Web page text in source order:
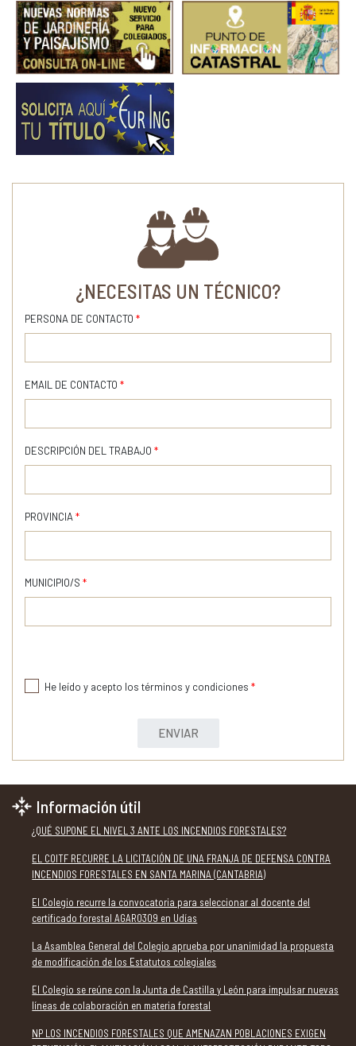
¿NECESITAS UN TÉCNICO?
PERSONA DE CONTACTO *
EMAIL DE CONTACTO *
DESCRIPCIÓN DEL TRABAJO *
PROVINCIA *
MUNICIPIO/S *
He leído y acepto los términos y condiciones *
ENVIAR
Información útil
¿QUÉ SUPONE EL NIVEL 3 ANTE LOS INCENDIOS FORESTALES?
EL COITF RECURRE LA LICITACIÓN DE UNA FRANJA DE DEFENSA CONTRA
INCENDIOS FORESTALES EN SANTA MARINA (CANTABRIA)
El Colegio recurre la convocatoria para seleccionar al docente del
certificado forestal AGAR0309 en Udías
La Asamblea General del Colegio aprueba por unanimidad la propuesta
de modificación de los Estatutos colegiales
El Colegio se reúne con la Junta de Castilla y León para impulsar nuevas
líneas de colaboración en materia forestal
NP LOS INCENDIOS FORESTALES QUE AMENAZAN POBLACIONES EXIGEN